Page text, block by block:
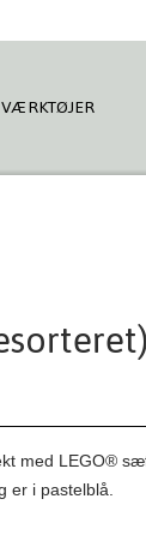
VÆRKTØJER
med LEGO®
er i pastelblå.